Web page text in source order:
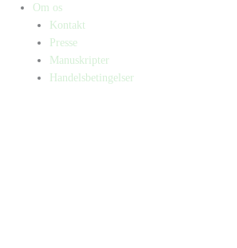
Om os
Kontakt
Presse
Manuskripter
Handelsbetingelser